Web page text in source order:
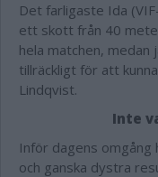
Det farligaste Ida
ett skott från 40
hela matchen, medan
tillräckligt för att
Lindqvist.
Inte
Inför dagens
och ganska dystra